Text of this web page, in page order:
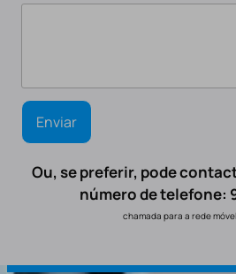
Ou, se preferir, pode
número de telefone:
chamada para a rede